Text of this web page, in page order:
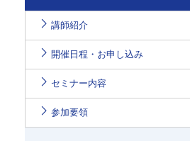
講師紹介
開催日程・お申し込み
セミナー内容
参加要領